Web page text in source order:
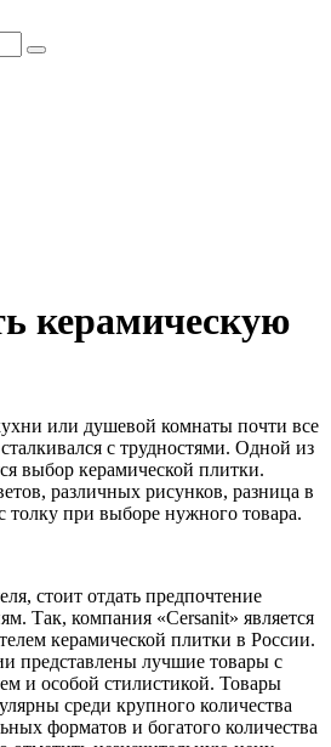
керамическую
или душевой комнаты почти все
с трудностями. Одной из
выбор керамической плитки.
различных рисунков, разница в
толку при выборе нужного товара.
стоит отдать предпочтение
Так, компания «Cersanit» является
керамической плитки в России.
представлены лучшие товары с
и особой стилистикой. Товары
среди крупного количества
форматов и богатого количества